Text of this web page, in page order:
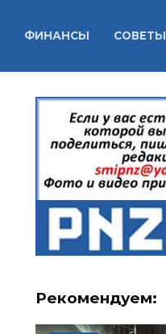
ФИНАНСЫ СОВЕТЫ
Рекомендуем: